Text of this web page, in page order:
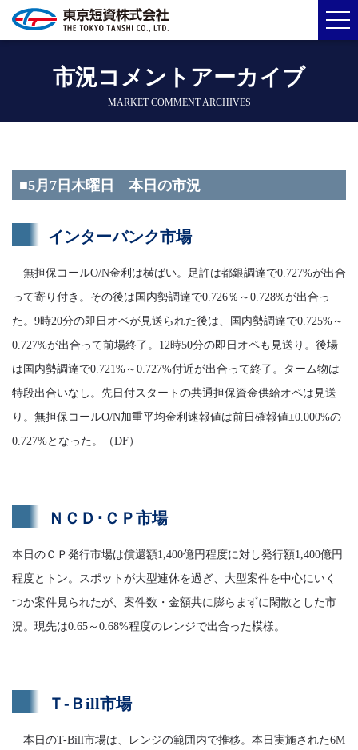
市況コメントアーカイブ
MARKET COMMENT ARCHIVES
■5月7日木曜日 本日の市況
インターバンク市場
無担保コールO/N金利は横ばい。足許は都銀調達で0.727%が出合
って寄り付き。その後は国内勢調達で0.726％～0.728%が出合っ
た。9時20分の即日オペが見送られた後は、国内勢調達で0.725%～
0.727%が出合って前場終了。12時50分の即日オペも見送り。後場
は国内勢調達で0.721%～0.727%付近が出合って終了。ターム物は
特段出合いなし。先日付スタートの共通担保資金供給オペは見送
り。無担保コールO/N加重平均金利速報値は前日確報値±0.000%の
0.727%となった。（DF）
ＮＣＤ･ＣＰ市場
本日のＣＰ発行市場は償還額1,400億円程度に対し発行額1,400億円
程度とトン。スポットが大型連休を過ぎ、大型案件を中心にいく
つか案件見られたが、案件数・金額共に膨らまずに閑散とした市
況。現先は0.65～0.68%程度のレンジで出合った模様。
Ｔ-Ｂill市場
本日のT-Bill市場は、レンジの範囲内で推移。本日実施された6M